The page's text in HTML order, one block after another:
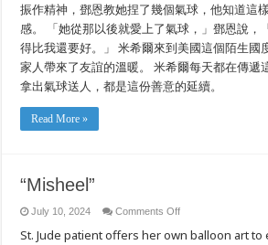
振作精神，鄧恩教她捏了幾個氣球，他知道這
感。 「她從那以後就愛上了氣球，」鄧恩說，
得比我還要好。」 米希爾來到美國這個陌生國
家人帶來了友誼的溫暖。 米希爾每天都在傳遞
拿出氣球送人，都是這份善意的延續。
Read More »
“Misheel”
July 10, 2024 Comments Offon
St. Jude patient offers her own balloon art